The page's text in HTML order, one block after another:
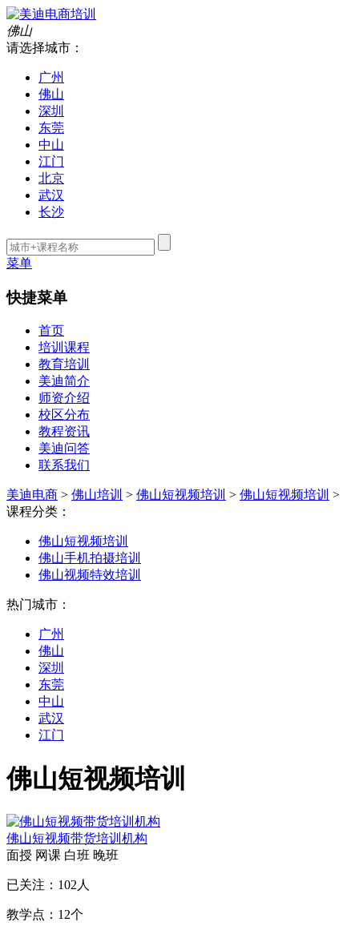
佛山
请选择城市：
广州
佛山
深圳
东莞
中山
江门
北京
武汉
长沙
菜单
快捷菜单
首页
培训课程
教育培训
美迪简介
师资介绍
校区分布
教程资讯
美迪问答
联系我们
美迪电商 > 佛山培训 > 佛山短视频培训 > 佛山短视频培训 >
课程分类：
佛山短视频培训
佛山手机拍摄培训
佛山视频特效培训
热门城市：
广州
佛山
深圳
东莞
中山
武汉
江门
佛山短视频培训
佛山短视频带货培训机构
面授 网课 白班 晚班
已关注： 102 人
教学点： 12个